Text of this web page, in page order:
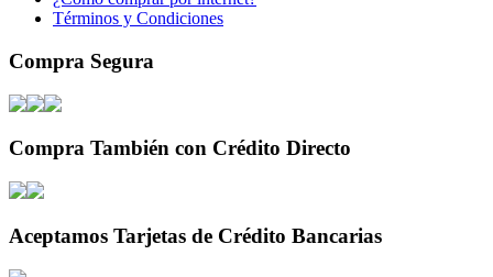
Términos y Condiciones
Compra Segura
Compra También con Crédito Directo
Aceptamos Tarjetas de Crédito Bancarias